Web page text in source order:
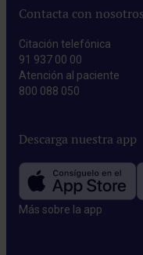
Contacta con nosotros
Citación telefónica
91 937 00 00
Atención al paciente
800 088 050
Descarga nuestra app
Más sobre la app​